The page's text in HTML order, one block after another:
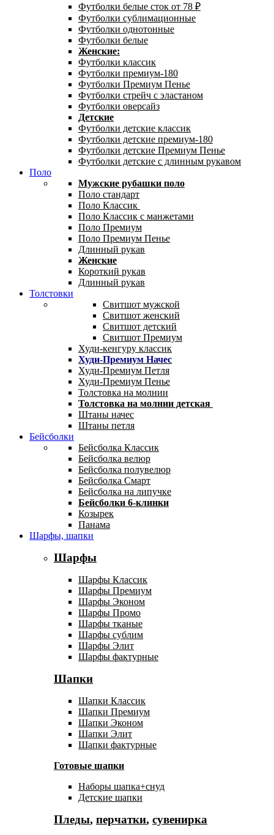
Футболки белые сток от 78 ₽
Футболки сублимационные
Футболки однотонные
Футболки белые
Женские:
Футболки классик
Футболки премиум-180
Футболки Премиум Пенье
Футболки стрейч с эластаном
Футболки оверсайз
Детские
Футболки детские классик
Футболки детские премиум-180
Футболки детские Премиум Пенье
Футболки детские с длинным рукавом
Поло
Мужские рубашки поло
Поло стандарт
Поло Классик
Поло Классик с манжетами
Поло Премиум
Поло Премиум Пенье
Длинный рукав
Женские
Короткий рукав
Длинный рукав
Толстовки
Свитшот мужской
Свитшот женский
Свитшот детский
Свитшот Премиум
Худи-кенгуру классик
Худи-Премиум Начес
Худи-Премиум Петля
Худи-Премиум Пенье
Толстовка на молнии
Толстовка на молнии детская
Штаны начес
Штаны петля
Бейсболки
Бейсболка Классик
Бейсболка велюр
Бейсболка полувелюр
Бейсболка Смарт
Бейсболка на липучке
Бейсболки 6-клинки
Козырек
Панама
Шарфы, шапки
Шарфы
Шарфы Классик
Шарфы Премиум
Шарфы Эконом
Шарфы Промо
Шарфы тканые
Шарфы сублим
Шарфы Элит
Шарфы фактурные
Шапки
Шапки Классик
Шапки Премиум
Шапки Эконом
Шапки Элит
Шапки фактурные
Готовые шапки
Наборы шапка+снуд
Детские шапки
Пледы, перчатки, сувенирка